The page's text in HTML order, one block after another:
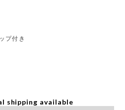
プ付き
shipping available